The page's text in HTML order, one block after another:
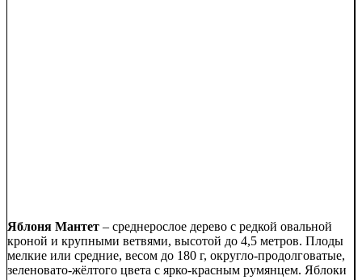
Яблоня Мантет – среднерослое дерево с редкой овальной
кроной и крупными ветвями, высотой до 4,5 метров. Плоды
мелкие или средние, весом до 180 г, округло-продолговатые,
зеленовато-жёлтого цвета с ярко-красным румянцем. Яблоки